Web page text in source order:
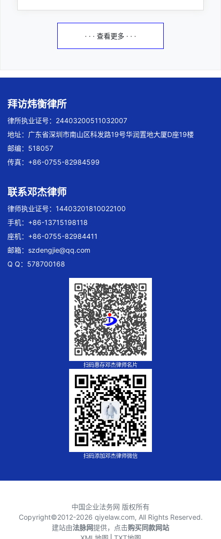
· · · 查看更多 · · ·
拜访炜衡律所
律所执业证号：24403200511032007
地址：广东省深圳市南山区科发路19号华润置地大厦D座19楼
邮编：518057
传真：+86-0755-82984599
联系邓杰律师
律师执业证号：14403201810022100
手机：+86-13715198118
座机：+86-0755-82984411
邮箱： szdengjie@qq.com
Q Q：578700168
扫码惠存邓杰律师名片
扫码添加邓杰律师微信
中国企业法务网 版权所有
Copyright©2012-2026 qiyelaw.com, All Rights Reserved.
建站由法脉网提供，点击购买同款网站